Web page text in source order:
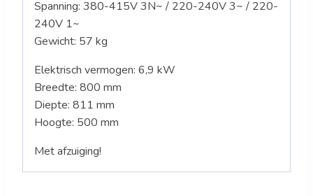
Spanning: 380-415V 3N~ / 220-240V 3~ / 220-
240V 1~
Gewicht: 57 kg
Elektrisch vermogen: 6,9 kW
Breedte: 800 mm
Diepte: 811 mm
Hoogte: 500 mm
Met afzuiging!